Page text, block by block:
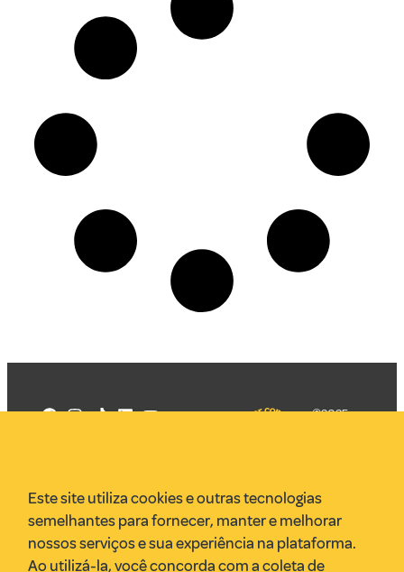
VR Assessoria
Parcerias
Envie uma pauta
©2025
Este site utiliza cookies e outras tecnologias
semelhantes para fornecer, manter e melhorar
nossos serviços e sua experiência na plataforma.
Ao utilizá-la, você concorda com a coleta de